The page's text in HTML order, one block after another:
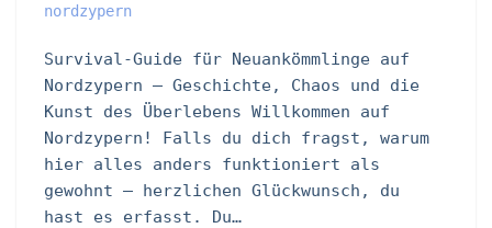
nordzypern
Survival-Guide für Neuankömmlinge auf
Nordzypern – Geschichte, Chaos und die
Kunst des Überlebens Willkommen auf
Nordzypern! Falls du dich fragst, warum
hier alles anders funktioniert als
gewohnt – herzlichen Glückwunsch, du
hast es erfasst. Du…